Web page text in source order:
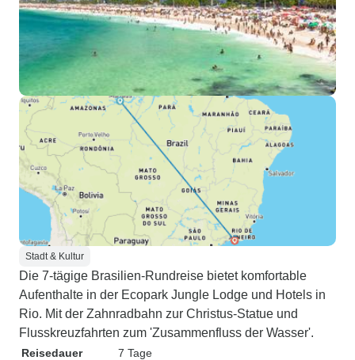
Stadt & Kultur
Die 7-tägige Brasilien-Rundreise bietet komfortable
Aufenthalte in der Ecopark Jungle Lodge und Hotels in
Rio. Mit der Zahnradbahn zur Christus-Statue und
Flusskreuzfahrten zum 'Zusammenfluss der Wasser'.
Reisedauer
7 Tage